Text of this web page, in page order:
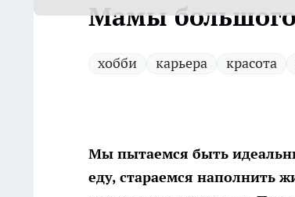
Мамы большого
хобби карьера красота
Мы пытаемся быть
еду, стараемся наполнить